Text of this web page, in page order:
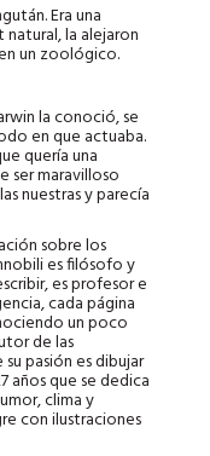
Era una
natural, la alejaron
un zoológico.
la conoció, se
en que actuaba.
quería una
ser maravilloso
nuestras y parecía
sobre los
es filósofo y
es profesor e
cada página
un poco
de las
pasión es dibujar
años que se dedica
clima y
con ilustraciones